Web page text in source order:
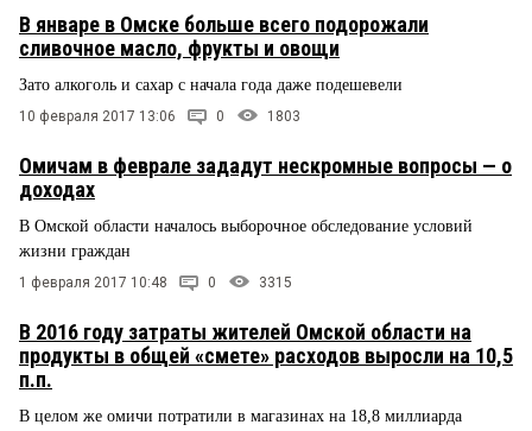
В январе в Омске больше всего подорожали
сливочное масло, фрукты и овощи
Зато алкоголь и сахар с начала года даже подешевели
10 февраля 2017 13:06 0 1803
Омичам в феврале зададут нескромные вопросы — о
доходах
В Омской области началось выборочное обследование условий
жизни граждан
1 февраля 2017 10:48 0 3315
В 2016 году затраты жителей Омской области на
продукты в общей «смете» расходов выросли на 10,5
п.п.
В целом же омичи потратили в магазинах на 18,8 миллиарда